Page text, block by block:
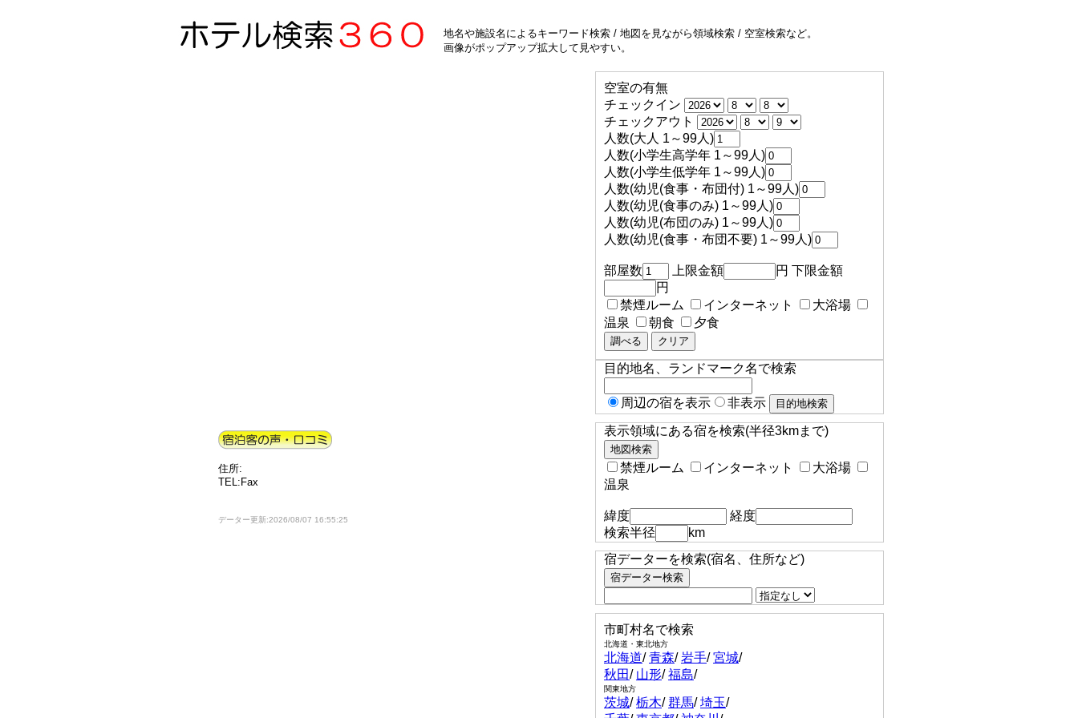
地名や施設名によるキーワード検索 / 地図を見ながら領域検索 / 空室検索など。
画像がポップアップ拡大して見やすい。
住所:
TEL:Fax
データー更新:2026/08/07 16:55:25
空室の有無
チェックイン
チェックアウト
人数(大人 1～99人)
人数(小学生高学年 1～99人)
人数(小学生低学年 1～99人)
人数(幼児(食事・布団付) 1～99人)
人数(幼児(食事のみ) 1～99人)
人数(幼児(布団のみ) 1～99人)
人数(幼児(食事・布団不要) 1～99人)
部屋数 上限金額
円 下限金額
円
禁煙ルーム
インターネット
大浴場
温泉
朝食 夕食
目的地名、ランドマーク名で検索
周辺の宿を表示 非表示
表示領域にある宿を検索(半径3kmまで)
禁煙ルーム インターネット
大浴場
温泉
緯度
経度
検索半径
km
宿データーを検索(宿名、住所など)
市町村名で検索
北海道・東北地方
北海道/青森/岩手/宮城/
秋田/ 山形/福島/
関東地方
茨城/栃木/群馬/埼玉/